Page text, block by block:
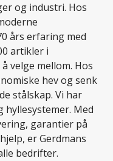
og industri. Hos
års erfaring med
artikler i
velge mellom. Hos
hev og senk
stålskap. Vi har
hyllesystemer. Med
garantier på
er Gerdmans
bedrifter.